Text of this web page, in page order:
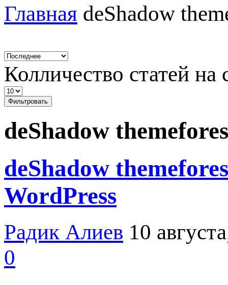
Главная deShadow
Колличество статей на
Фильтровать
deShadow
deShadow
WordPress
Радик Алиев 10
0